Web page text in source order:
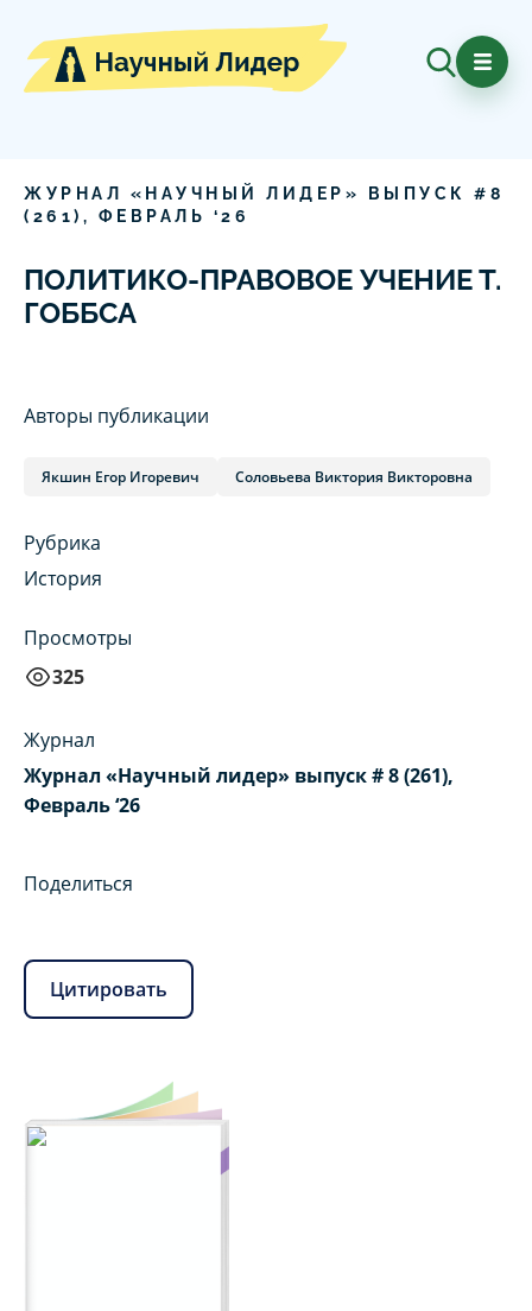
ЖУРНАЛ «НАУЧНЫЙ ЛИДЕР» ВЫПУСК # 8
( 261), ФЕВРАЛЬ ‘26
ПОЛИТИКО-ПРАВОВОЕ УЧЕНИЕ Т.
ГОББСА
Авторы публикации
Якшин Егор Игоревич Соловьева Виктория Викторовна
Рубрика
История
Просмотры
325
Журнал
Журнал «Научный лидер» выпуск # 8 (261),
Февраль ‘26
Поделиться
Цитировать